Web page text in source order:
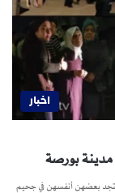
اخبار
مدينة بورصة
لتجد بعضهن أنفسهن في جحيم